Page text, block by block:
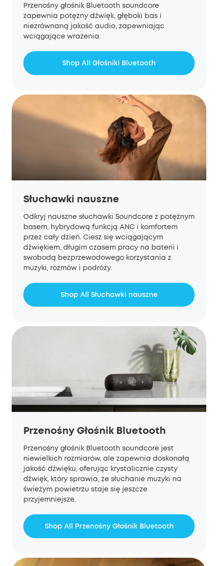
Przenośny głośnik Bluetooth soundcore
zapewnia potężny dźwięk, głęboki bas i
niezrównaną jakość audio, zapewniając
wciągające wrażenia.
Shop All Głośniki Bluetooth
Słuchawki nauszne
Odkryj nauszne słuchawki Soundcore z potężnym
basem, hybrydową funkcją ANC i komfortem
przez cały dzień. Ciesz się wciągającym
dźwiękiem, długim czasem pracy na baterii i
swobodą bezprzewodowego korzystania z
muzyki, rozmów i podróży.
Shop All Słuchawki nauszne
Przenośny Głośnik Bluetooth
Przenośny głośnik Bluetooth soundcore jest
niewielkich rozmiarów, ale zapewnia doskonałą
jakość dźwięku, oferując krystalicznie czysty
dźwięk, który sprawia, że słuchanie muzyki na
świeżym powietrzu staje się jeszcze
przyjemniejsze.
Shop All Przenośny Głośnik Bluetooth